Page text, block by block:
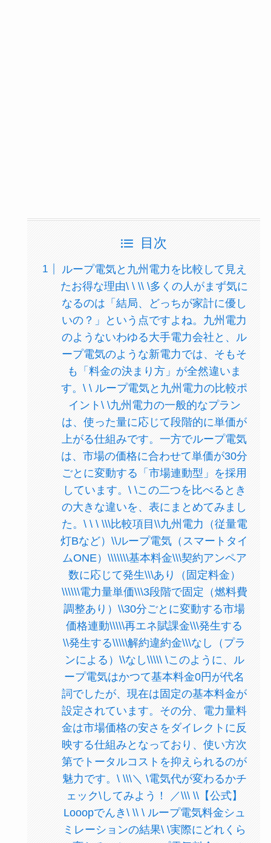
目次
ループ電気と九州電力を比較して見え
たお得な理由\ \ \\ \多くの人がまず気に
なるのは「結局、どっちが家計に優し
いの？」という点ですよね。九州電力
のようないわゆる大手電力会社と、ル
ープ電気のような新電力では、そもそ
も「料金の決まり方」が全然違いま
す。\ \ ループ電気と九州電力の比較ポ
イント\ \九州電力の一般的なプラン
は、使った量に応じて段階的に単価が
上がる仕組みです。一方でループ電気
は、市場の価格に合わせて単価が30分
ごとに変動する「市場連動型」を採用
しています。\ \この二つを比べるとき
の大きな違いを、表にまとめてみまし
た。\ \ \ \\\比較項目\\九州電力（従量電
灯Bなど）\\ループ電気（スマートタイ
ムONE）\\\\\\\基本料金\\\契約アンペア
数に応じて発生\\\あり（固定料金）
\\\\\\電力量単価\\\3段階で固定（燃料費
調整あり）\\30分ごとに変動する市場
価格連動\\\\\再エネ賦課金\\\発生する
\\発生する\\\\\解約違約金\\\なし（プラ
ンによる）\\なし\\\\\ \このように、ル
ープ電気はかつて基本料金0円が代名
詞でしたが、現在は固定の基本料金が
設定されています。その分、電力量料
金は市場価格の安さをダイレクトに反
映する仕組みとなっており、使い方次
第でトータルコストを抑えられるのが
魅力です。\ \\\＼ \電気代が変わるかチ
ェック\してみよう！ ／\\\ \\【公式】
Looopでんき\ \\ \ ループ電気料金シュ
ミレーションの結果\ \実際にどれくら